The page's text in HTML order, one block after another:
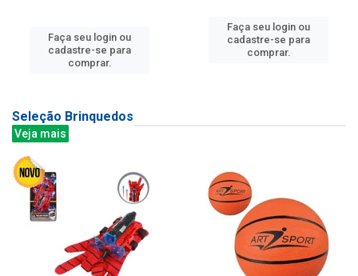
Faça seu login ou
cadastre-se para
comprar.
Faça seu login ou
cadastre-se para
comprar.
Seleção Brinquedos
Veja mais